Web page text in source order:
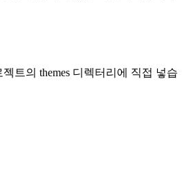
트의 themes 디렉터리에 직접 넣습